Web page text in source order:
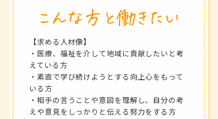
【求める人材像】
・医療、福祉を介して地域に貢献したいと考
えている方
・素直で学び続けようとする向上心をもって
いる方
・相手の言うことや意図を理解し、自分の考
えや意見をしっかりと伝える努力をする方